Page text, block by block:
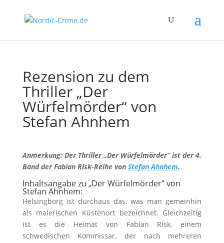
Rezension zu dem
Thriller „Der
Würfelmörder“ von
Stefan Ahnhem
Anmerkung: Der Thriller „Der Würfelmörder“ ist der 4.
Band der Fabian Risk-Reihe von Stefan Ahnhem.
Inhaltsangabe zu „Der Würfelmörder“ von
Stefan Ahnhem:
Helsingborg ist durchaus das, was man gemeinhin
als malerischen Küstenort bezeichnet. Gleichzeitig
ist es die Heimat von Fabian Risk, einem
schwedischen Kommissar, der nach mehreren